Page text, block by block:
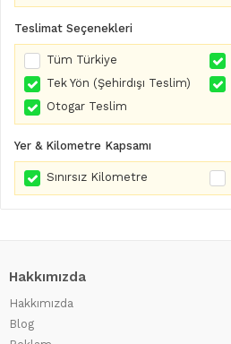
Teslimat Seçenekleri
Tüm Türkiye
Tek Yön (Şehirdışı Teslim)
Otogar Teslim
Yer & Kilometre Kapsamı
Sınırsız Kilometre
Hakkımızda
Hakkımızda
Blog